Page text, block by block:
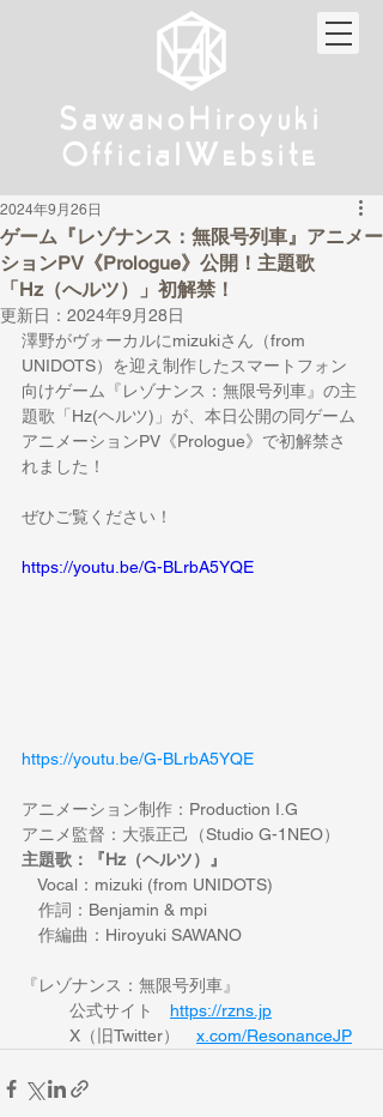
Sa wanoHiroyuki
Official W ebsite
Sa wanoHiroyuki
Official W ebsite
ゲーム『レゾナンス：無限号列車』アニメー
ションPV《Prologue》公開！主題歌
「Hz（へルツ）」初解禁！
2024年9月26日
更新日： 2024年9月28日
澤野がヴォーカルにmizukiさん（from
UNIDOTS）を迎え制作したスマートフォン
向けゲーム『レゾナンス：無限号列車』 の主
題歌 「Hz(ヘルツ)」が 本日公開の同ゲーム
アニメーションPV《Prologue》で初解禁さ
れました！
ぜひご覧ください！
https://youtu.be/G-BLrbA5YQE
https://youtu.be/G-BLrbA5YQE
アニメーション制作：Production I.G
アニメ監督：大張正己（Studio G-1NEO）
主題歌：『Hz（ヘルツ）』
Vocal：mizuki (from UNIDOTS)
作詞：Benjamin & mpi
作編曲：Hiroyuki SAWANO
『レゾナンス：無限号列車』
	公式サイト
https://rzns.jp
	X（旧Twitter）
x.com/ResonanceJP